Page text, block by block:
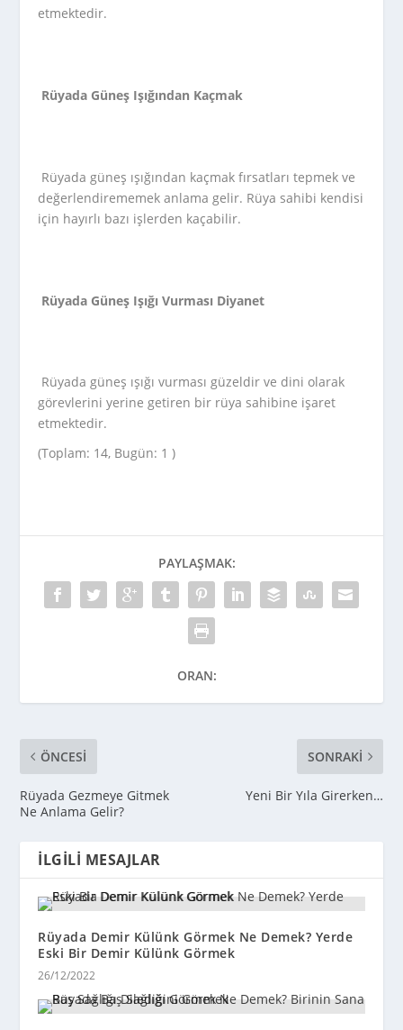
etmektedir.
Rüyada Güneş Işığından Kaçmak
Rüyada güneş ışığından kaçmak fırsatları tepmek ve
değerlendirememek anlama gelir. Rüya sahibi kendisi
için hayırlı bazı işlerden kaçabilir.
Rüyada Güneş Işığı Vurması Diyanet
Rüyada güneş ışığı vurması güzeldir ve dini olarak
görevlerini yerine getiren bir rüya sahibine işaret
etmektedir.
(Toplam: 14, Bugün: 1 )
PAYLAŞMAK:
ORAN:
ÖNCESI
Rüyada Gezmeye Gitmek
Ne Anlama Gelir?
SONRAKI
Yeni Bir Yıla Girerken…
İLGILI MESAJLAR
Rüyada Demir Külünk Görmek Ne Demek? Yerde
Eski Bir Demir Külünk Görmek
26/12/2022